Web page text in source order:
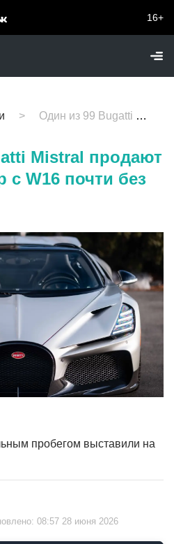
16+
Один из 99 Bugatti Mistral продают в США: родстер с W16 почти без пробега
Mistral продают
W16 почти без
пробегом выставили на
08:57 28 июня 2026